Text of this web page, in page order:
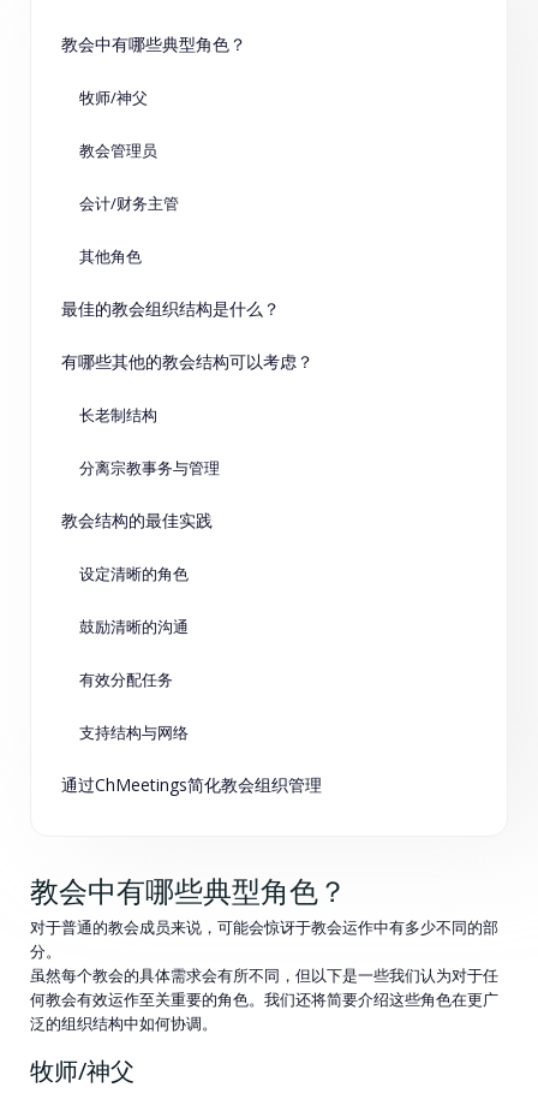
教会中有哪些典型角色？
牧师/神父
教会管理员
会计/财务主管
其他角色
最佳的教会组织结构是什么？
有哪些其他的教会结构可以考虑？
长老制结构
分离宗教事务与管理
教会结构的最佳实践
设定清晰的角色
鼓励清晰的沟通
有效分配任务
支持结构与网络
通过ChMeetings简化教会组织管理
教会中有哪些典型角色？
对于普通的教会成员来说，可能会惊讶于教会运作中有多少不同的部
分。
虽然每个教会的具体需求会有所不同，但以下是一些我们认为对于任
何教会有效运作至关重要的角色。我们还将简要介绍这些角色在更广
泛的组织结构中如何协调。
牧师/神父